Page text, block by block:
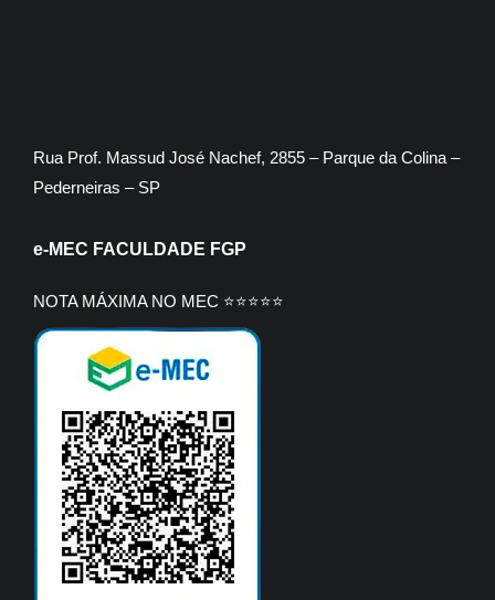
Rua Prof. Massud José Nachef, 2855 – Parque da Colina –
Pederneiras – SP
e-MEC FACULDADE FGP
NOTA MÁXIMA NO MEC ⭐⭐⭐⭐⭐